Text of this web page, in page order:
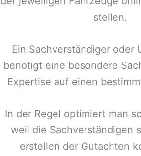
stellen.
Ein Sachverständiger oder
benötigt eine besondere
Expertise auf einen
In der Regel optimiert man
weil die Sachverständigen
erstellen der Gutachten